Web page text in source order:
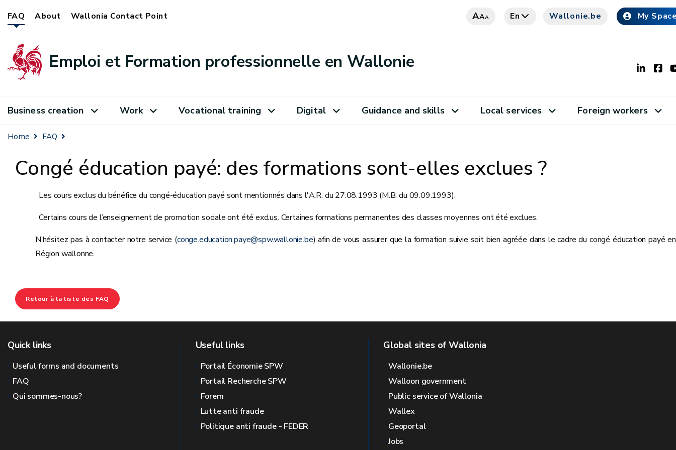
FAQ About Wallonia Contact Point AAA En Wallonie.be My
Emploi et Formation professionnelle en Wallonie
Business creation Work Vocational training Digital Guidance and skills Local services Foreign workers
Home FAQ
Congé éducation payé: des formations sont-elles exclues ?
Les cours exclus du bénéfice du congé-éducation payé sont mentionnés dans l'A.R. du 27.08.1993 (M.B. du 09.09.1993).
Certains cours de l’enseignement de promotion sociale ont été exclus. Certaines formations permanentes des classes moyennes ont été exclues.
N’hésitez pas à contacter notre service (conge.education.paye@spw.wallonie.be) afin de vous assurer que la formation suivie soit bien agréée dans le cadre du congé éducation payé en
Région wallonne.
Retour à la liste des FAQ
Quick links
Useful forms and documents
FAQ
Qui sommes-nous?
Useful links
Portail Économie SPW
Portail Recherche SPW
Forem
Lutte anti fraude
Politique anti fraude - FEDER
Global sites of Wallonia
Wallonie.be
Walloon government
Public service of Wallonia
Wallex
Geoportal
Jobs